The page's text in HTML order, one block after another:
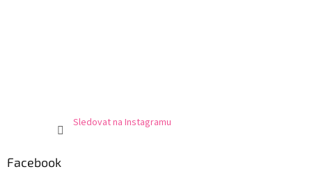
Sledovat na Instagramu
Facebook